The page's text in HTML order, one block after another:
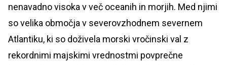
nenavadno visoka v več oceanih in morjih. Med njimi
so velika območja v severovzhodnem severnem
Atlantiku, ki so doživela morski vročinski val z
rekordnimi majskimi vrednostmi povprečne